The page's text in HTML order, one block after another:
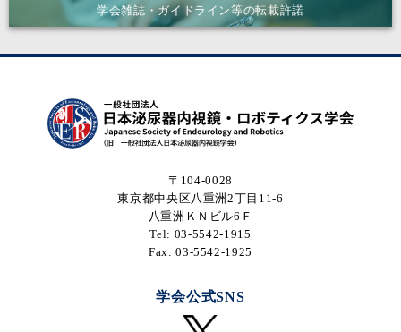
学会雑誌・ガイドライン等の転載許諾
〒104-0028
東京都中央区八重洲2丁目11-6
八重洲ＫＮビル6Ｆ
Tel: 03-5542-1915
Fax: 03-5542-1925
学会公式SNS